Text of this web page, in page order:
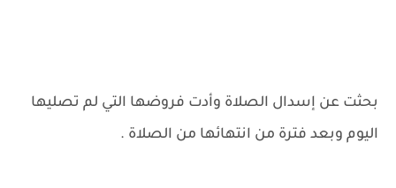
بحثت عن إسدال الصلاة وأدت فروضها التي لم تصليها
اليوم وبعد فترة من انتهائها من الصلاة .